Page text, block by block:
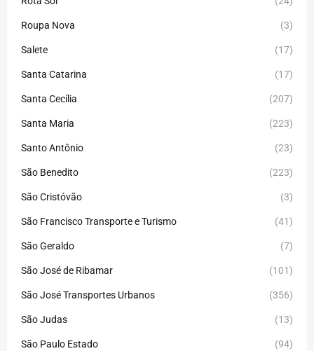
Roupa Nova (3)
Salete (17)
Santa Catarina (17)
Santa Cecília (207)
Santa Maria (223)
Santo Antônio (23)
São Benedito (223)
São Cristóvão (3)
São Francisco Transporte e Turismo (41)
São Geraldo (7)
São José de Ribamar (101)
São José Transportes Urbanos (356)
São Judas (13)
São Paulo Estado (94)